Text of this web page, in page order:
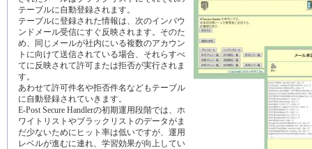
テーブルに自動登録されます。
テーブルに登録された情報は、次のインバウ
ンドメール受信にすぐ反映されます。そのた
め、同じメールが社内にいる複数のアカウン
トに向けて送信されている場合、それらすべ
てに反映されて許可または拒否が実行されま
す。
あわせて許可件名や拒否件名などもテーブル
に自動登録されていきます。
E-Post Secure Handlerの初期運用段階では、ホ
ワイトリストやブラックリストのデータがま
だ少ないためにヒット率は低いですが、運用
レベルが進むに連れ、学習効果が向上してい